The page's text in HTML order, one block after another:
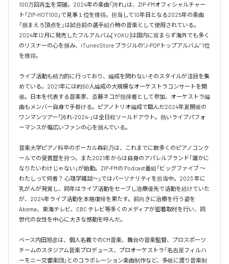
100万回再生を突破。2024年の楽曲「誇れ」は、ZIP-FMオフィシャルチャー
ト「ZIP-HOT100」で見事１位を獲得。担当して10年目となる2025年の楽曲
「掴まえろ頂点を」は試合前の選手紹介時の音楽として使用されている。
2024年12月に発売したフルアルバム[YOKU]は国内に留まらず海外でも多く
のリスナーの心を掴み、iTunes Store ブラジルの”J-POPトップアルバム” 1位
を獲得。
ライブ活動も精力的に行っており、編成を問わないそのスタイルが注目を集
めている。2021年には約50人編成の大規模なオーケストラコンサートを開
催。日本を代表する音楽家、斎藤ネコが指揮者として参加、オーケストラ編
曲もメンバー自身で手掛ける。ピアノトリオ編成で臨んだ2024年夏開催の
ワンマンツアー「誇れ-2024-」は全日程ソールドアウト。熱いライブパフォ
ーマンスが幅広いファンの心を掴んでいる。
音楽大学ピアノ科卒のボーカル森彩乃は、これまでに数多くのピアノコンク
ールでの受賞歴を持つ。また2021年からは自身のアパレルブランド「誰かに
なりたいわけじゃない」が始動。ZIP-FMの Podcast番組「ビッグファイブ 〜
わたしって何者？ 心理学雑談〜」ではパーソナリティを担当中。2023 年に
乳がんが発覚し、同年はライブ活動をセーブし治療優先で活動を続けていた
が、2024年ライブ活動を本格復帰を果たす。前向きに治療を行う姿を
Abema、東海テレビ、CBC テレビ等多くのメディアが密着取材を行い、同
世代の女性を中心に大きな感動を呼んだ。
ベース内田旭彦は、個人名義でのCM音楽、舞台の音楽監督、プロスポーツ
チームのスタジアム音楽プロデュース、プロオーケストラ「名古屋フィルハ
ーモニー交響楽団」とのコラボレーション楽曲制作など、多岐に渡り音楽制